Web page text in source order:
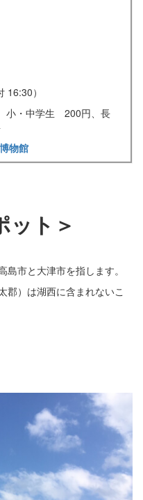
16:30）
小・中学生 200円、長
物館
ット＞
市と大津市を指します。
郡）は湖西に含まれないこ